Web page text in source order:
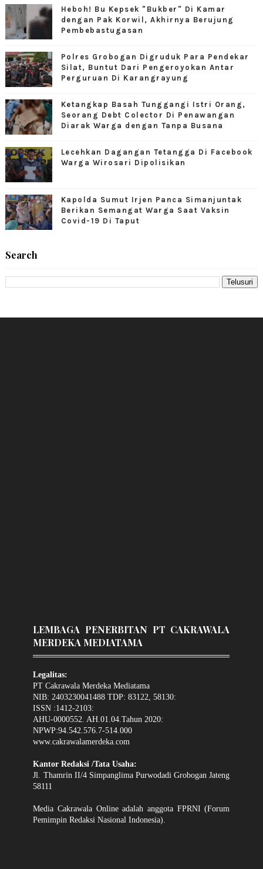
Heboh! Bu Kepsek "Bukber" Di Kamar
dengan Pak Korwil, Akhirnya Berujung
Pembebastugasan
Polres Grobogan Digruduk Para Pendekar
Silat, Buntut Dari Pengeroyokan Antar
Perguruan Di Karangrayung
Ketangkap Basah Tunggangi Istri Orang,
Seorang Debt Colector Di Penawangan
Diarak Warga dengan Tanpa Busana
Lecehkan Dagangan Tetangga Di Facebook
Warga Wirosari Dipolisikan
Kapolda Sumut Irjen Panca Simanjuntak
Berikan Semangat Warga Saat Vaksin
Covid-19 Di Taput
Search
LEMBAGA PENERBITAN PT CAKRAWALA
MERDEKA MEDIATAMA
Legalitas:
PT Cakrawala Merdeka Mediatama
NIB: 2403230041488 TDP: 83122, 58130:
ISSN :1412-2103:
AHU-0000552. AH.01.04.Tahun 2020:
NPWP:94.542.576.7-514.000
www.cakrawalamerdeka.com
Kantor Redaksi /Tata Usaha:
Jl. Thamrin II/4 Simpanglima Purwodadi Grobogan Jateng
58111
Media Cakrawala Online adalah anggota FPRNI (Forum
Pemimpin Redaksi Nasional Indonesia).